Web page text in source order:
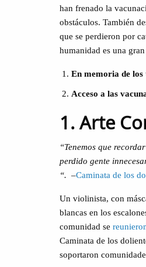
han frenado la
obstáculos. También
que se perdieron por
humanidad es una
En memoria de los
Acceso a las
1. Arte
“Tenemos que
perdido gente
“. –Caminata de los
Un violinista, con
blancas en los
comunidad se
Caminata de los
soportaron